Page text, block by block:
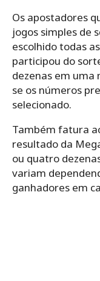
Os apostadores
jogos simples de
escolhido todas
participou do
dezenas em
se os números
selecionado.
Também fatura
resultado da
ou quatro
variam
ganhadores em